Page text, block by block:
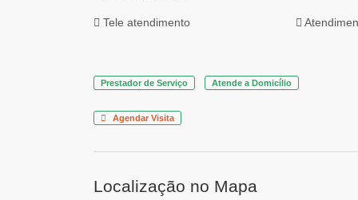
Tele atendimento
Prestador de Serviço Atende a Domicílio
Agendar Visita
Localização no Mapa